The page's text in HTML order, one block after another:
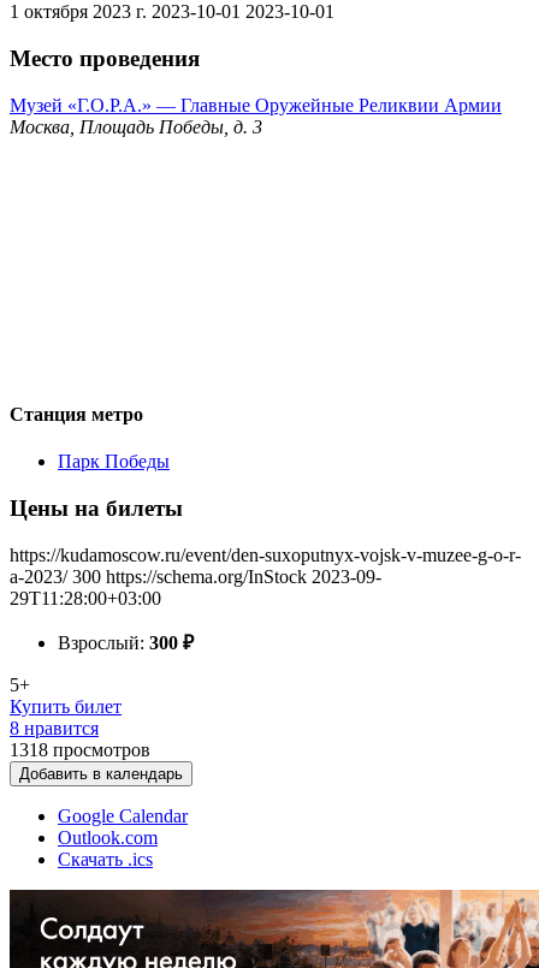
1 октября 2023 г. 2023-10-01 2023-10-01
Место проведения
Музей «Г.О.Р.А.» — Главные Оружейные Реликвии Армии
Москва, Площадь Победы, д. 3
Станция метро
Парк Победы
Цены на билеты
https://kudamoscow.ru/event/den-suxoputnyx-vojsk-v-muzee-g-o-r-
a-2023/ 300 https://schema.org/InStock 2023-09-
29T11:28:00+03:00
Взрослый: 300 ₽
5+
Купить билет
8 нравится
1318 просмотров
Добавить в календарь
Google Calendar
Outlook.com
Скачать .ics